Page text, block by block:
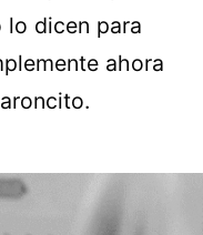
lo dicen para
ahora